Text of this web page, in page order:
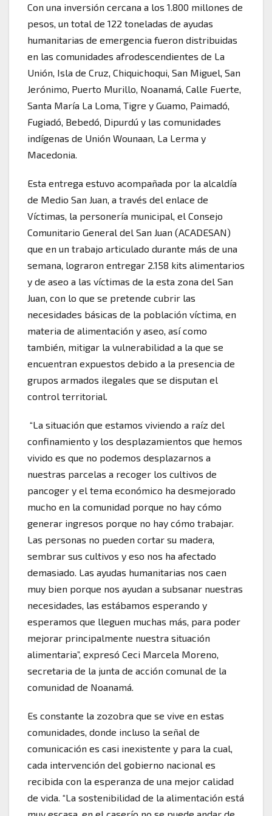
Con una inversión cercana a los 1.800 millones de
pesos, un total de 122 toneladas de ayudas
humanitarias de emergencia fueron distribuidas
en las comunidades afrodescendientes de La
Unión, Isla de Cruz, Chiquichoqui, San Miguel, San
Jerónimo, Puerto Murillo, Noanamá, Calle Fuerte,
Santa María La Loma, Tigre y Guamo, Paimadó,
Fugiadó, Bebedó, Dipurdú y las comunidades
indígenas de Unión Wounaan, La Lerma y
Macedonia.
Esta entrega estuvo acompañada por la alcaldía
de Medio San Juan, a través del enlace de
Víctimas, la personería municipal, el Consejo
Comunitario General del San Juan (ACADESAN)
que en un trabajo articulado durante más de una
semana, lograron entregar 2.158 kits alimentarios
y de aseo a las víctimas de la esta zona del San
Juan, con lo que se pretende cubrir las
necesidades básicas de la población víctima, en
materia de alimentación y aseo, así como
también, mitigar la vulnerabilidad a la que se
encuentran expuestos debido a la presencia de
grupos armados ilegales que se disputan el
control territorial.
“La situación que estamos viviendo a raíz del
confinamiento y los desplazamientos que hemos
vivido es que no podemos desplazarnos a
nuestras parcelas a recoger los cultivos de
pancoger y el tema económico ha desmejorado
mucho en la comunidad porque no hay cómo
generar ingresos porque no hay cómo trabajar.
Las personas no pueden cortar su madera,
sembrar sus cultivos y eso nos ha afectado
demasiado. Las ayudas humanitarias nos caen
muy bien porque nos ayudan a subsanar nuestras
necesidades, las estábamos esperando y
esperamos que lleguen muchas más, para poder
mejorar principalmente nuestra situación
alimentaria”, expresó Ceci Marcela Moreno,
secretaria de la junta de acción comunal de la
comunidad de Noanamá.
Es constante la zozobra que se vive en estas
comunidades, donde incluso la señal de
comunicación es casi inexistente y para la cual,
cada intervención del gobierno nacional es
recibida con la esperanza de una mejor calidad
de vida. “La sostenibilidad de la alimentación está
muy escasa, en el caserío no se puede andar de